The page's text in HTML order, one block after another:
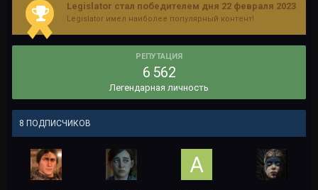
Legislator стал победителем дня 22 февраля 2023
Legislator имел наиболее популярный контент!
РЕПУТАЦИЯ
6 562
Легендарная личность
8 ПОДПИСЧИКОВ